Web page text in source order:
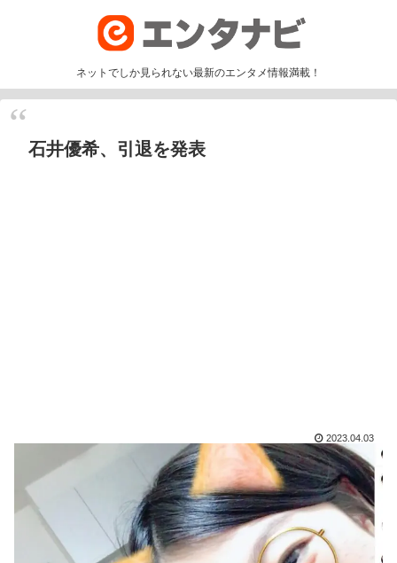
ネットでしか見られない最新のエンタメ情報満載！
石井優希、引退を発表
2023.04.03